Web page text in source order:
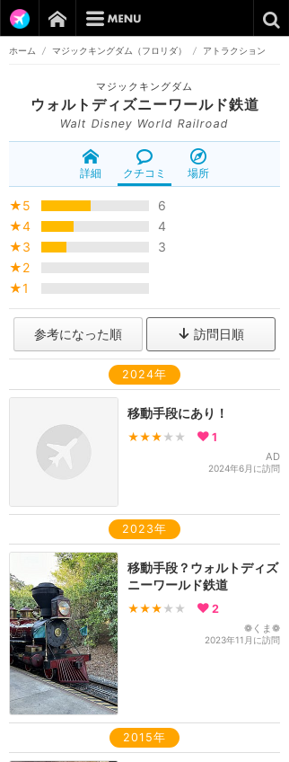
ホーム / マジックキングダム（フロリダ） / アトラクション
マジックキングダム
ウォルトディズニーワールド鉄道
Walt Disney World Railroad
詳細 クチコミ 場所
★5
6
★4
4
★3
3
★2
★1
参考になった順 訪問日順
2024年
移動手段にあり！
★★★ ★★ 1
AD
2024年6月に訪問
2023年
移動手段？ウォルトディズ
ニーワールド鉄道
★★★ ★★ 2
❁くま❁
2023年11月に訪問
2015年